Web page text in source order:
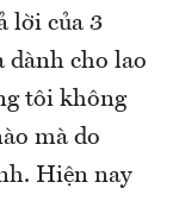
lời của 3
dành cho lao
tôi không
mà do
Hiện nay